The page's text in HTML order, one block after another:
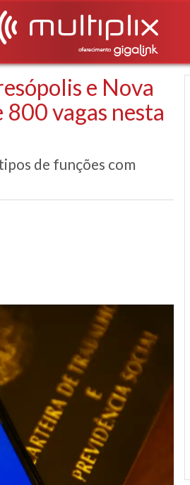
e Nova
vagas nesta
de funções com